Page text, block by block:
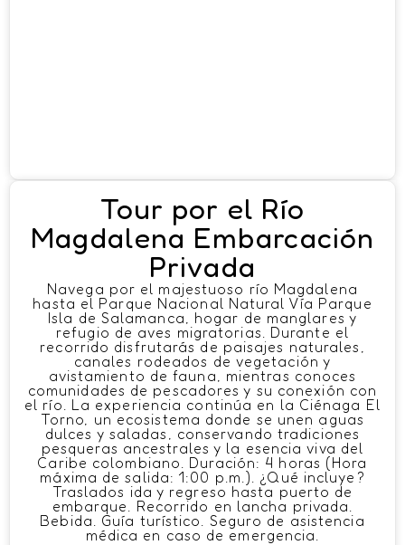
Tour por el Río
Magdalena Embarcación
Privada
Navega por el majestuoso río Magdalena
hasta el Parque Nacional Natural Vía Parque
Isla de Salamanca, hogar de manglares y
refugio de aves migratorias. Durante el
recorrido disfrutarás de paisajes naturales,
canales rodeados de vegetación y
avistamiento de fauna, mientras conoces
comunidades de pescadores y su conexión con
el río. La experiencia continúa en la Ciénaga El
Torno, un ecosistema donde se unen aguas
dulces y saladas, conservando tradiciones
pesqueras ancestrales y la esencia viva del
Caribe colombiano. Duración: 4 horas (Hora
máxima de salida: 1:00 p.m.). ¿Qué incluye?
Traslados ida y regreso hasta puerto de
embarque. Recorrido en lancha privada.
Bebida. Guía turístico. Seguro de asistencia
médica en caso de emergencia.